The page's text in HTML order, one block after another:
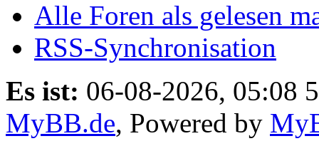
Alle Foren als gelesen
RSS-Synchronisation
Es ist: 06-08-2026, 05:08 5
MyBB.de, Powered by